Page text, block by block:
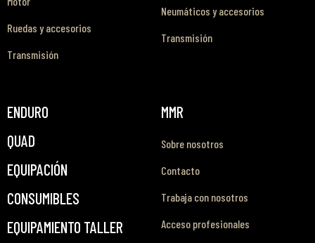
Ruedas y accesorios
Transmisión
Neumáticos y accesorios
Transmisión
ENDURO
QUAD
EQUIPACIÓN
CONSUMIBLES
EQUIPAMIENTO TALLER
MMR
Sobre nosotros
Contacto
Trabaja con nosotros
Acceso profesionales